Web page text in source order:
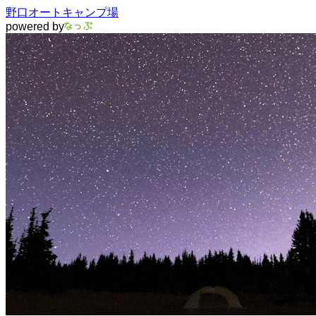
野口オートキャンプ場
powered by